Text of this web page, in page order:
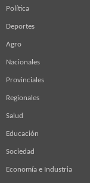
Política
Deportes
Agro
Nacionales
Provinciales
Regionales
Salud
Educación
Sociedad
Economía e Industria